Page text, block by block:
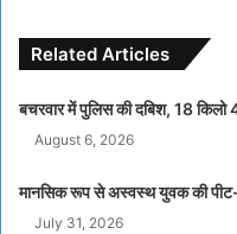
Related Articles
बचरवार में पुलिस की दबिश, 18 किलो
August 6, 2026
मानसिक रूप से अस्वस्थ युवक की पीट-
July 31, 2026